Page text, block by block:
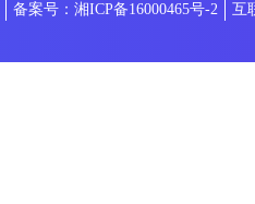
备案号：湘ICP备16000465号-2
互